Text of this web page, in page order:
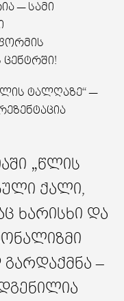
— სამი
ტალღაზე“ —
„წლის
ქალი,
ხარისხი და
გარდაქმნა –